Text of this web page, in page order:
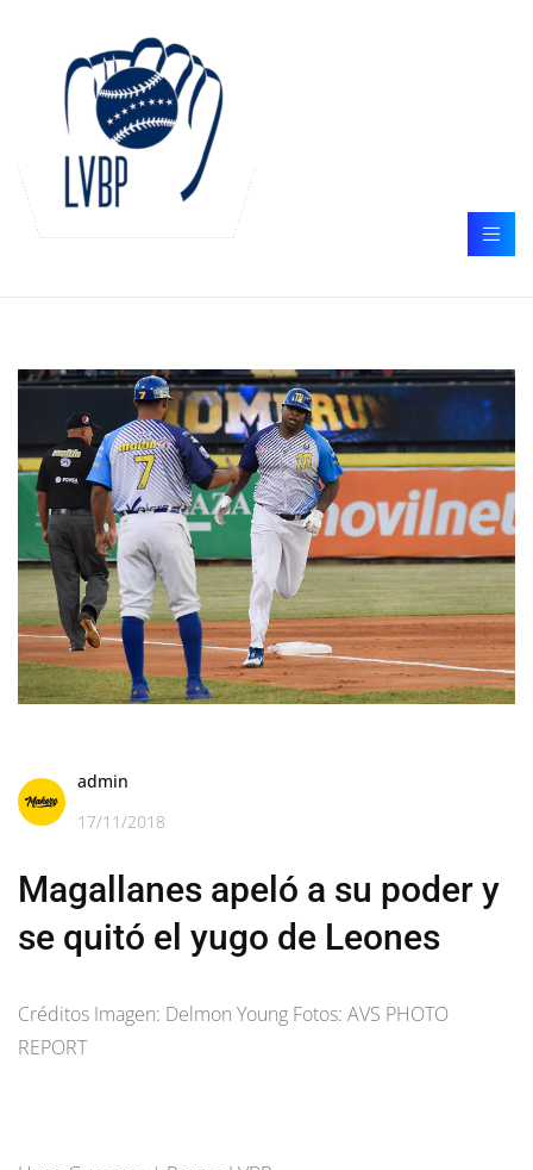
admin
17/11/2018
Magallanes apeló a su poder y
se quitó el yugo de Leones
Créditos Imagen: Delmon Young Fotos: AVS PHOTO
REPORT